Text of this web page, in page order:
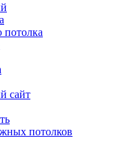
потолка
сайт
потолков